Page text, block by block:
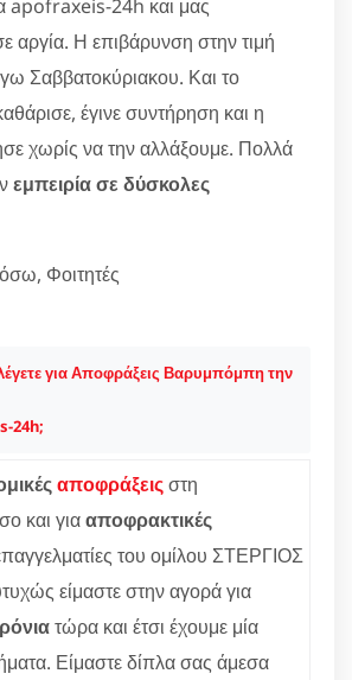
apofraxeis-24h και μας
αργία. Η επιβάρυνση στην τιμή
Σαββατοκύριακου. Και το
έγινε συντήρηση και η
χωρίς να την αλλάξουμε. Πολλά
εμπειρία σε δύσκολες
Φοιτητές
για Αποφράξεις Βαρυμπόμπη την
24h;
αποφράξειςστη
και γιααποφρακτικές
του ομίλου ΣΤΕΡΓΙΟΣ
είμαστε στην αγορά για
τώρα και έτσι έχουμε μία
Είμαστε δίπλα σας άμεσα